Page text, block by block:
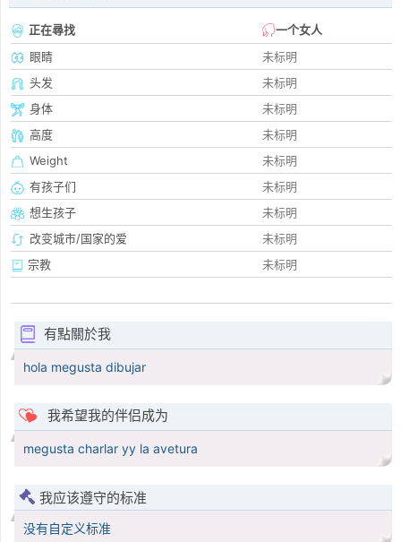
正在尋找
一个女人
眼睛
未标明
头发
未标明
身体
未标明
高度
未标明
Weight
未标明
有孩子们
未标明
想生孩子
未标明
改变城市/国家的爱
未标明
宗教
未标明
有點關於我
hola megusta dibujar
我希望我的伴侣成为
megusta charlar yy la avetura
我应该遵守的标准
没有自定义标准